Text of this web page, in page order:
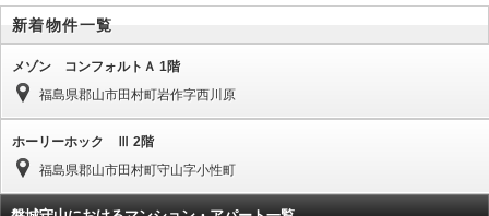
新着物件一覧
メゾン コンフォルトＡ 1階
福島県郡山市田村町岩作字西川原
ホーリーホック Ⅲ 2階
福島県郡山市田村町守山字小性町